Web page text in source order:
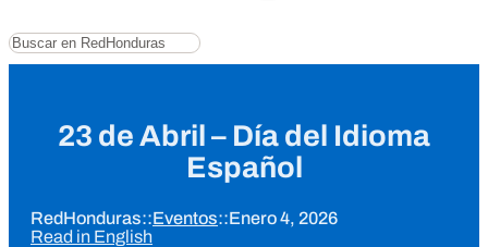
Buscar
23 de Abril – Día del Idioma
Español
RedHonduras::Eventos::Enero 4, 2026
Read in English